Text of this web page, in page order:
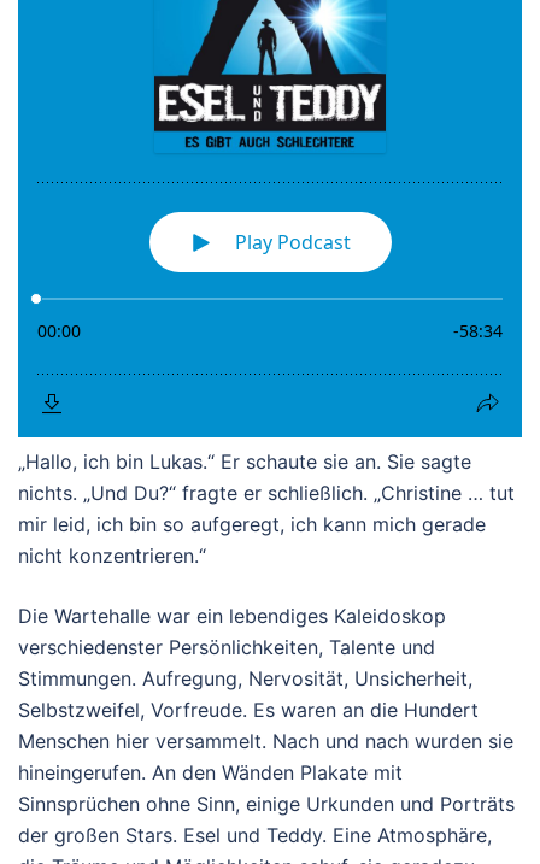
„Hallo, ich bin Lukas.“ Er schaute sie an. Sie sagte
nichts. „Und Du?“ fragte er schließlich. „Christine … tut
mir leid, ich bin so aufgeregt, ich kann mich gerade
nicht konzentrieren.“
Die Wartehalle war ein lebendiges Kaleidoskop
verschiedenster Persönlichkeiten, Talente und
Stimmungen. Aufregung, Nervosität, Unsicherheit,
Selbstzweifel, Vorfreude. Es waren an die Hundert
Menschen hier versammelt. Nach und nach wurden sie
hineingerufen. An den Wänden Plakate mit
Sinnsprüchen ohne Sinn, einige Urkunden und Porträts
der großen Stars. Esel und Teddy. Eine Atmosphäre,